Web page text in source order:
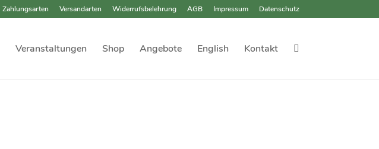
Zahlungsarten Versandarten Widerrufsbelehrung AGB Impressum Datenschutz
Veranstaltungen Shop Angebote English Kontakt